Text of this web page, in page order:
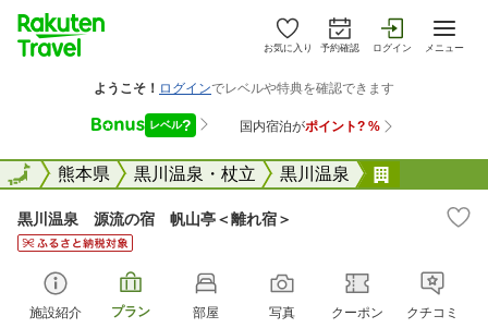
お気に入り 予約確認 ログイン メニュー
全国熊本県 黒川温泉・杖立 黒川温泉
全国
黒川温泉 源流の宿 帆山亭＜離れ宿＞
施設紹介 プラン 部屋 写真 クーポン クチコミ